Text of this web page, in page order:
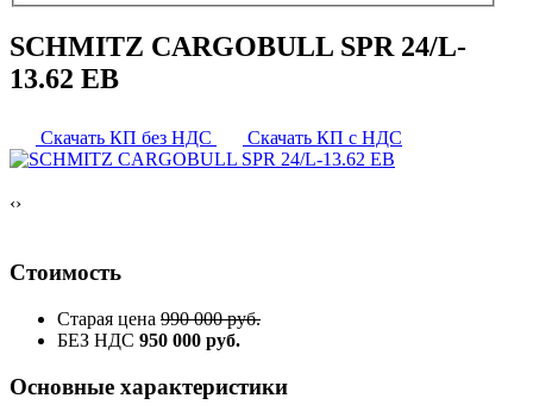
SCHMITZ CARGOBULL SPR 24/L-
13.62 EB
Скачать КП без НДС Скачать КП с НДС
‹›
Стоимость
Старая цена 990 000 руб.
БЕЗ НДС 950 000 руб.
Основные характеристики